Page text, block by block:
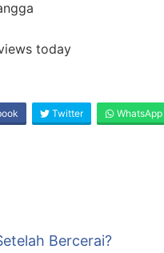
today
Twitter WhatsApp
Bercerai?